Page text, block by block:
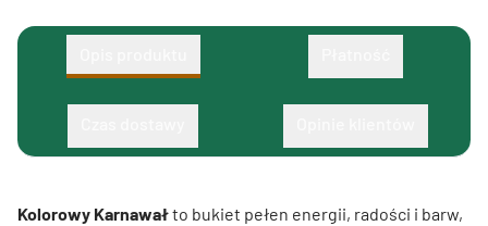
Kolorowy Karnawałto bukiet pełen energii, radości i barw,